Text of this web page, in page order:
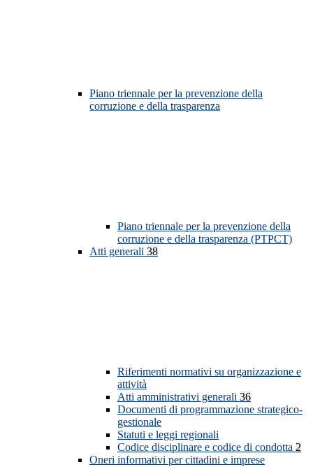
Piano triennale per la prevenzione della
corruzione e della trasparenza
Piano triennale per la prevenzione della
corruzione e della trasparenza (PTPCT)
Atti generali 38
Riferimenti normativi su organizzazione e
attività
Atti amministrativi generali 36
Documenti di programmazione strategico-
gestionale
Statuti e leggi regionali
Codice disciplinare e codice di condotta 2
Oneri informativi per cittadini e imprese